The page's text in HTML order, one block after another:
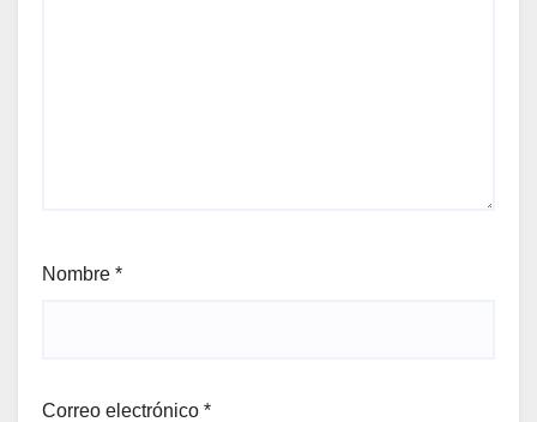
Nombre *
Correo electrónico *